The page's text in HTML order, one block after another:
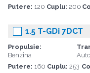
Putere: 120 Cuplu: 200
1.5 T-GDi 7DCT
Propulsie:
Benzina
Putere: 160 Cuplu:253